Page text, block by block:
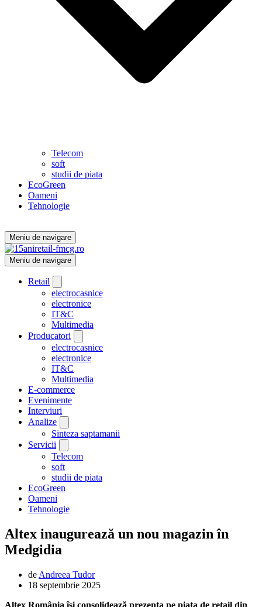
Telecom
soft
studii de piata
EcoGreen
Oameni
Tehnologie
Meniu de navigare
Meniu de navigare
Retail
electrocasnice
electronice
IT&C
Multimedia
Producatori
electrocasnice
electronice
IT&C
Multimedia
E-commerce
Evenimente
Interviuri
Analize
Sinteza saptamanii
Servicii
Telecom
soft
studii de piata
EcoGreen
Oameni
Tehnologie
Altex inaugurează un nou magazin în
Medgidia
de Andreea Tudor
18 septembrie 2025
Altex România își consolidează prezența pe piața de retail din